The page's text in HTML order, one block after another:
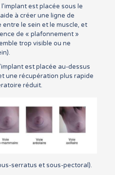
est placée sous le
à créer une ligne de
le sein et le muscle, et
de « plafonnement »
trop visible ou ne
est placée au-dessus
une récupération plus rapide
réduit.
serratus et sous-pectoral).